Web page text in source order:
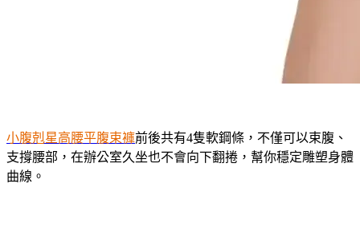
小腹剋星高腰平腹束褲前後共有4隻軟鋼條，不僅可以束腹、
支撐腰部，在辦公室久坐也不會向下翻捲，幫你穩定雕塑身體
曲線。